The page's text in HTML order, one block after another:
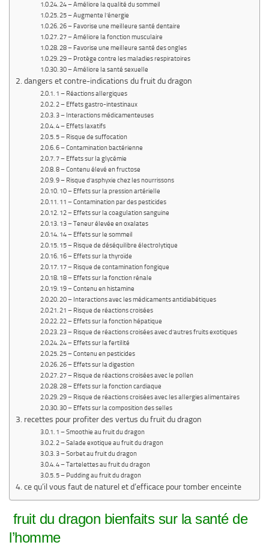
24 – Améliore la qualité du sommeil
25 – Augmente l’énergie
26 – Favorise une meilleure santé dentaire
27 – Améliore la fonction musculaire
28 – Favorise une meilleure santé des ongles
29 – Protège contre les maladies respiratoires
30 – Améliore la santé sexuelle
dangers et contre-indications du fruit du dragon
1 – Réactions allergiques
2 – Effets gastro-intestinaux
3 – Interactions médicamenteuses
4 – Effets laxatifs
5 – Risque de suffocation
6 – Contamination bactérienne
7 – Effets sur la glycémie
8 – Contenu élevé en fructose
9 – Risque d’asphyxie chez les nourrissons
10 – Effets sur la pression artérielle
11 – Contamination par des pesticides
12 – Effets sur la coagulation sanguine
13 – Teneur élevée en oxalates
14 – Effets sur le sommeil
15 – Risque de déséquilibre électrolytique
16 – Effets sur la thyroïde
17 – Risque de contamination fongique
18 – Effets sur la fonction rénale
19 – Contenu en histamine
20 – Interactions avec les médicaments antidiabétiques
21 – Risque de réactions croisées
22 – Effets sur la fonction hépatique
23 – Risque de réactions croisées avec d’autres fruits exotiques
24 – Effets sur la fertilité
25 – Contenu en pesticides
26 – Effets sur la digestion
27 – Risque de réactions croisées avec le pollen
28 – Effets sur la fonction cardiaque
29 – Risque de réactions croisées avec les allergies alimentaires
30 – Effets sur la composition des selles
recettes pour profiter des vertus du fruit du dragon
1 – Smoothie au fruit du dragon
2 – Salade exotique au fruit du dragon
3 – Sorbet au fruit du dragon
4 – Tartelettes au fruit du dragon
5 – Pudding au fruit du dragon
ce qu’il vous faut de naturel et d’efficace pour tomber enceinte
fruit du dragon bienfaits sur la santé de
l’homme